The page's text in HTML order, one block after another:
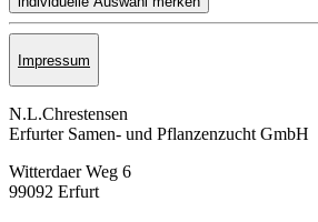
Impressum
N.L.Chrestensen
Erfurter Samen- und Pflanzen­zucht GmbH
Witterdaer Weg 6
99092 Erfurt